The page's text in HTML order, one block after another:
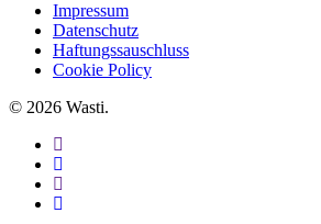
Impressum
Datenschutz
Haftungssauschluss
Cookie Policy
© 2026 Wasti.
facebook
linkedin
youtube
instagram